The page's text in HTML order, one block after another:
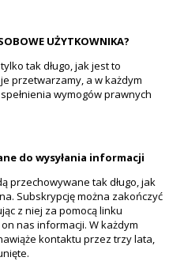
UŻYTKOWNIKA?
tak długo, jak jest to
przetwarzamy, a w każdym
wymogów prawnych
do wysyłania informacji
przechowywane tak długo, jak
Subskrypcję można zakończyć
z niej za pomocą linku
nas informacji. W każdym
kontaktu przez trzy lata,